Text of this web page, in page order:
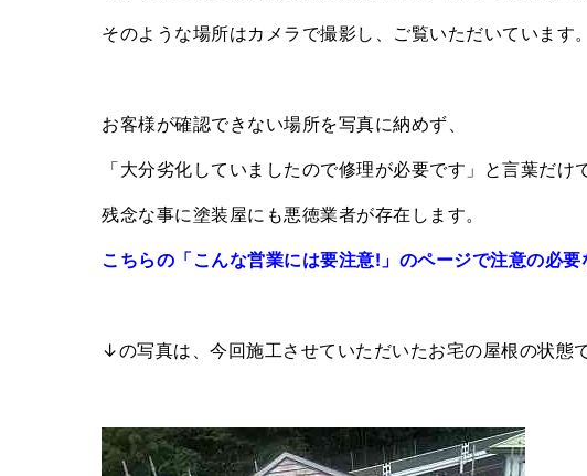
そのような場所はカメラで撮影し、ご覧いただいています。
お客様が確認できない場所を写真に納めず、
「大分劣化していましたので修理が必要です」と言葉だけ
残念な事に塗装屋にも悪徳業者が存在します。
こちらの「こんな営業には要注意!」のページで注意の必要
↓の写真は、今回施工させていただいたお宅の屋根の状態で